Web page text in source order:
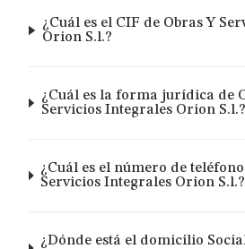
¿Cuál es el CIF de Obras Y
Orion S.l.?
¿Cuál es la forma jurídica de
Servicios Integrales Orion S.l.?
¿Cuál es el número de
Servicios Integrales Orion S.l.?
¿Dónde está el domicilio